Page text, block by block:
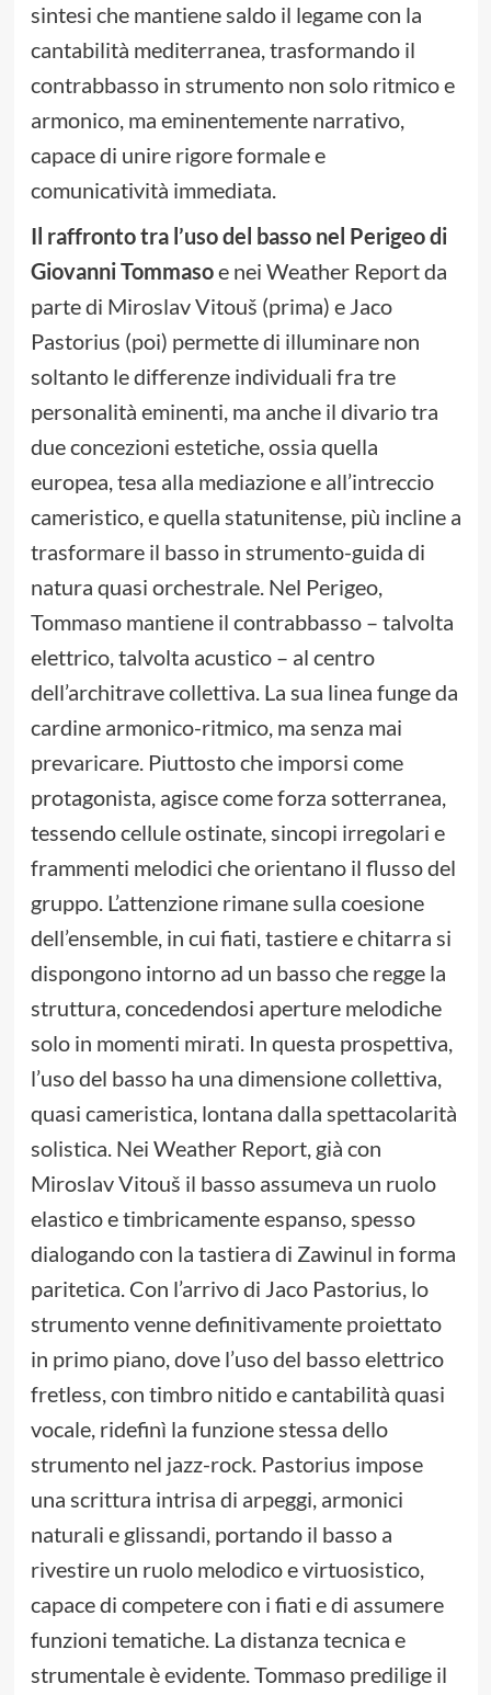
sintesi che mantiene saldo il legame con la
cantabilità mediterranea, trasformando il
contrabbasso in strumento non solo ritmico e
armonico, ma eminentemente narrativo,
capace di unire rigore formale e
comunicatività immediata.
Il raffronto tra l’uso del basso nel Perigeo di
Giovanni Tommasoe nei Weather Report da
parte di Miroslav Vitouš (prima) e Jaco
Pastorius (poi) permette di illuminare non
soltanto le differenze individuali fra tre
personalità eminenti, ma anche il divario tra
due concezioni estetiche, ossia quella
europea, tesa alla mediazione e all’intreccio
cameristico, e quella statunitense, più incline a
trasformare il basso in strumento-guida di
natura quasi orchestrale. Nel Perigeo,
Tommaso mantiene il contrabbasso – talvolta
elettrico, talvolta acustico – al centro
dell’architrave collettiva. La sua linea funge da
cardine armonico-ritmico, ma senza mai
prevaricare. Piuttosto che imporsi come
protagonista, agisce come forza sotterranea,
tessendo cellule ostinate, sincopi irregolari e
frammenti melodici che orientano il flusso del
gruppo. L’attenzione rimane sulla coesione
dell’ensemble, in cui fiati, tastiere e chitarra si
dispongono intorno ad un basso che regge la
struttura, concedendosi aperture melodiche
solo in momenti mirati. In questa prospettiva,
l’uso del basso ha una dimensione collettiva,
quasi cameristica, lontana dalla spettacolarità
solistica. Nei Weather Report, già con
Miroslav Vitouš il basso assumeva un ruolo
elastico e timbricamente espanso, spesso
dialogando con la tastiera di Zawinul in forma
paritetica. Con l’arrivo di Jaco Pastorius, lo
strumento venne definitivamente proiettato
in primo piano, dove l’uso del basso elettrico
fretless, con timbro nitido e cantabilità quasi
vocale, ridefinì la funzione stessa dello
strumento nel jazz-rock. Pastorius impose
una scrittura intrisa di arpeggi, armonici
naturali e glissandi, portando il basso a
rivestire un ruolo melodico e virtuosistico,
capace di competere con i fiati e di assumere
funzioni tematiche. La distanza tecnica e
strumentale è evidente. Tommaso predilige il